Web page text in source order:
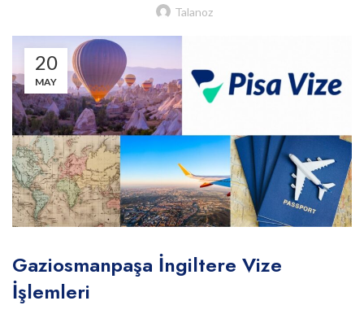
Talanoz
20
MAY
Gaziosmanpaşa İngiltere Vize
İşlemleri